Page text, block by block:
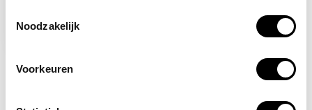
Noodzakelijk
Voorkeuren
65,00 60,00